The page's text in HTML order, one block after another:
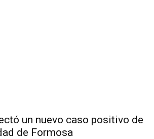
un nuevo caso positivo de
de Formosa